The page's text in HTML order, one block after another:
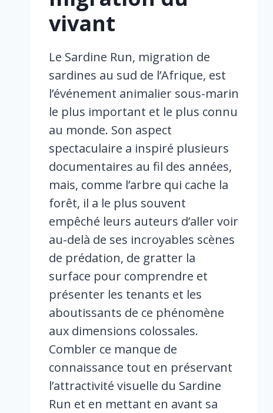
vivant
Le Sardine Run, migration de
sardines au sud de l’Afrique, est
l’événement animalier sous-marin
le plus important et le plus connu
au monde. Son aspect
spectaculaire a inspiré plusieurs
documentaires au fil des années,
mais, comme l’arbre qui cache la
forêt, il a le plus souvent
empêché leurs auteurs d’aller voir
au-delà de ses incroyables scènes
de prédation, de gratter la
surface pour comprendre et
présenter les tenants et les
aboutissants de ce phénomène
aux dimensions colossales.
Combler ce manque de
connaissance tout en préservant
l’attractivité visuelle du Sardine
Run et en mettant en avant sa